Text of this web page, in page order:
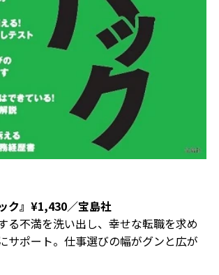
ク』¥1,430／宝島社
る不満を洗い出し、幸せな転職を求め
サポート。仕事選びの幅がグンと広が